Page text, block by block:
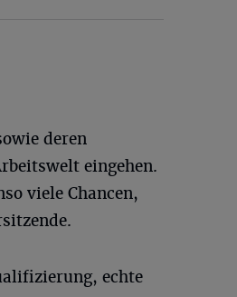
deren
eingehen.
viele Chancen,
echte